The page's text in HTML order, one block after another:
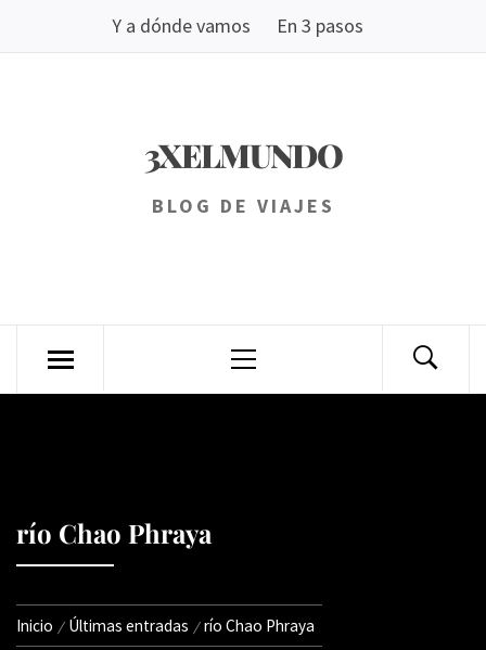
Y a dónde vamos En 3 pasos
3XELMUNDO
BLOG DE VIAJES
principal
río Chao Phraya
Inicio Últimas entradas río Chao Phraya